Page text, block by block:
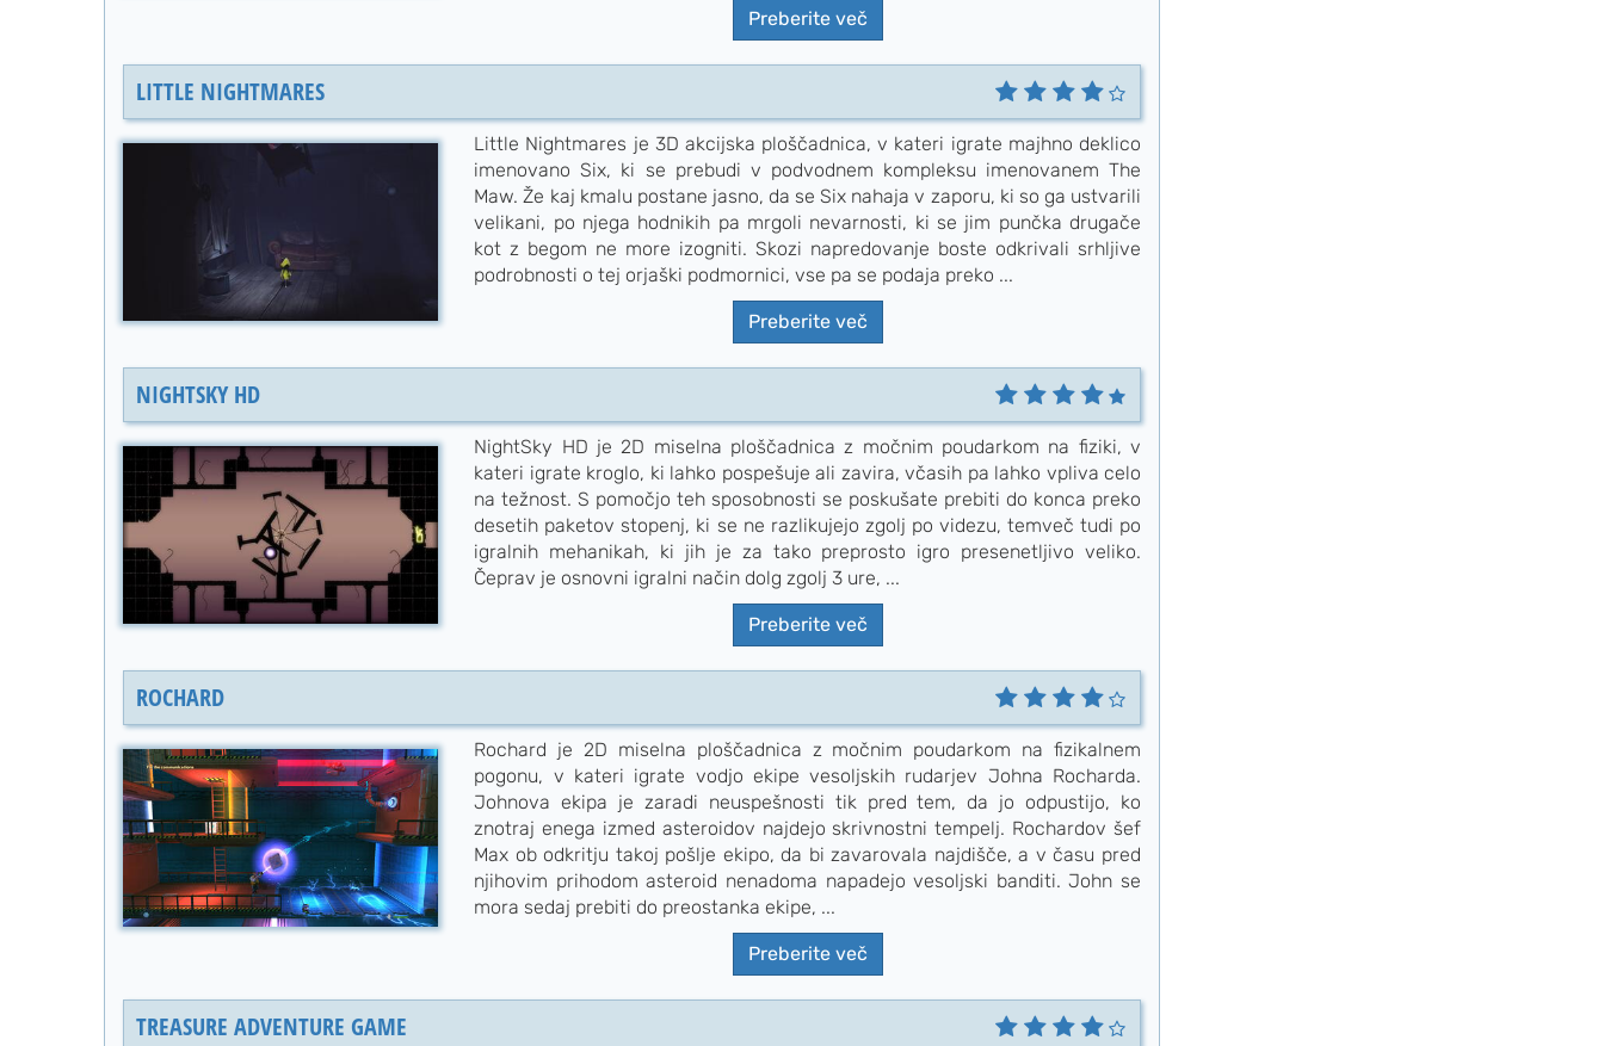
Preberite več
LITTLE NIGHTMARES
Little Nightmares je 3D akcijska ploščadnica, v kateri igrate majhno deklico
imenovano Six, ki se prebudi v podvodnem kompleksu imenovanem The
Maw. Že kaj kmalu postane jasno, da se Six nahaja v zaporu, ki so ga ustvarili
velikani, po njega hodnikih pa mrgoli nevarnosti, ki se jim punčka drugače
kot z begom ne more izogniti. Skozi napredovanje boste odkrivali srhljive
podrobnosti o tej orjaški podmornici, vse pa se podaja preko ...
Preberite več
NIGHTSKY HD
NightSky HD je 2D miselna ploščadnica z močnim poudarkom na fiziki, v
kateri igrate kroglo, ki lahko pospešuje ali zavira, včasih pa lahko vpliva celo
na težnost. S pomočjo teh sposobnosti se poskušate prebiti do konca preko
desetih paketov stopenj, ki se ne razlikujejo zgolj po videzu, temveč tudi po
igralnih mehanikah, ki jih je za tako preprosto igro presenetljivo veliko.
Čeprav je osnovni igralni način dolg zgolj 3 ure, ...
Preberite več
ROCHARD
Rochard je 2D miselna ploščadnica z močnim poudarkom na fizikalnem
pogonu, v kateri igrate vodjo ekipe vesoljskih rudarjev Johna Rocharda.
Johnova ekipa je zaradi neuspešnosti tik pred tem, da jo odpustijo, ko
znotraj enega izmed asteroidov najdejo skrivnostni tempelj. Rochardov šef
Max ob odkritju takoj pošlje ekipo, da bi zavarovala najdišče, a v času pred
njihovim prihodom asteroid nenadoma napadejo vesoljski banditi. John se
mora sedaj prebiti do preostanka ekipe, ...
Preberite več
TREASURE ADVENTURE GAME